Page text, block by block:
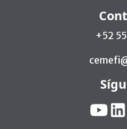
+52